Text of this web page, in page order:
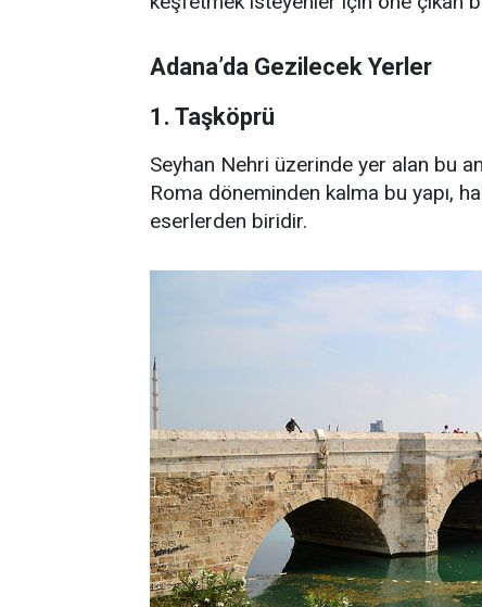
Adana’da Gezilecek Yerler
1. Taşköprü
Seyhan Nehri üzerinde yer alan bu
Roma döneminden kalma bu yapı,
eserlerden biridir.